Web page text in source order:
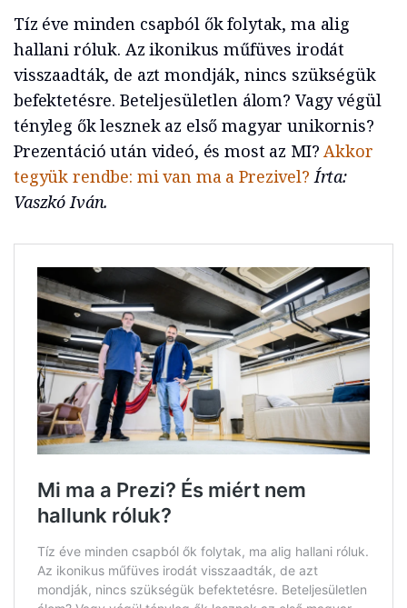
Tíz éve minden csapból ők folytak, ma alig
hallani róluk. Az ikonikus műfüves irodát
visszaadták, de azt mondják, nincs szükségük
befektetésre. Beteljesületlen álom? Vagy végül
tényleg ők lesznek az első magyar unikornis?
Prezentáció után videó, és most az MI?Akkor
tegyük rendbe: mi van ma a Prezivel? Írta:
Vaszkó Iván.